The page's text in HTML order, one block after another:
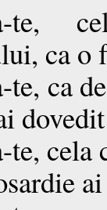
te,
ca
te, ca
cela